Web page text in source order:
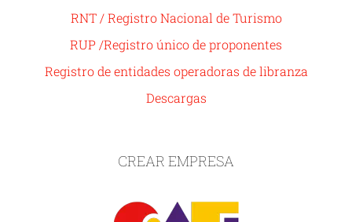
RNT / Registro Nacional de Turismo
RUP /Registro único de proponentes
Registro de entidades operadoras de libranza
Descargas
CREAR EMPRESA